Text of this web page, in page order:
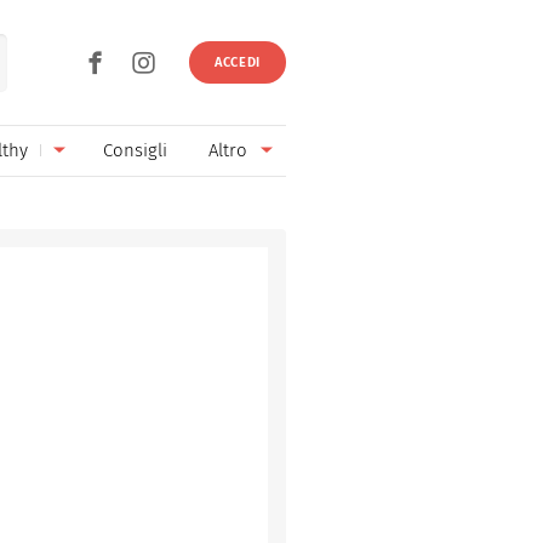
ACCEDI
Consigli Altro